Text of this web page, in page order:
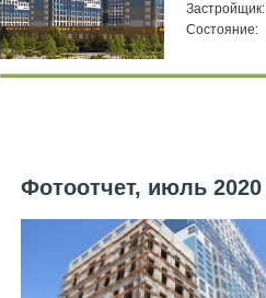
Застройщик:
Состояние:
Фотоотчет, июль 2020